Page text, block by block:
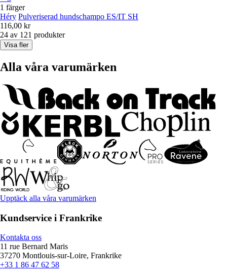
1 färger
Héry Pulveriserad hundschampo ES/IT SH
116,00 kr
24 av 121 produkter
Visa fler
Alla våra varumärken
Upptäck alla våra varumärken
Kundservice i Frankrike
Kontakta oss
11 rue Bernard Maris
37270 Montlouis-sur-Loire, Frankrike
+33 1 86 47 62 58